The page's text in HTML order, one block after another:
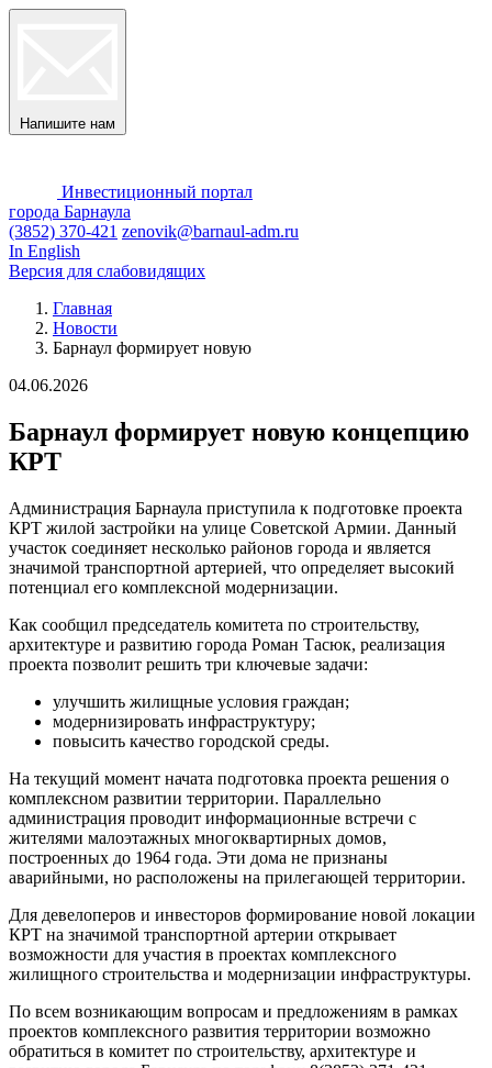
Напишите нам
Инвестиционный портал
города Барнаула
(3852) 370-421 zenovik@barnaul-adm.ru
In English
Версия для слабовидящих
Главная
Новости
Барнаул формирует новую
04.06.2026
Барнаул формирует новую концепцию
КРТ
Администрация Барнаула приступила к подготовке проекта
КРТ жилой застройки на улице Советской Армии. Данный
участок соединяет несколько районов города и является
значимой транспортной артерией, что определяет высокий
потенциал его комплексной модернизации.
Как сообщил председатель комитета по строительству,
архитектуре и развитию города Роман Тасюк, реализация
проекта позволит решить три ключевые задачи:
улучшить жилищные условия граждан;
модернизировать инфраструктуру;
повысить качество городской среды.
На текущий момент начата подготовка проекта решения о
комплексном развитии территории. Параллельно
администрация проводит информационные встречи с
жителями малоэтажных многоквартирных домов,
построенных до 1964 года. Эти дома не признаны
аварийными, но расположены на прилегающей территории.
Для девелоперов и инвесторов формирование новой локации
КРТ на значимой транспортной артерии открывает
возможности для участия в проектах комплексного
жилищного строительства и модернизации инфраструктуры.
По всем возникающим вопросам и предложениям в рамках
проектов комплексного развития территории возможно
обратиться в комитет по строительству, архитектуре и